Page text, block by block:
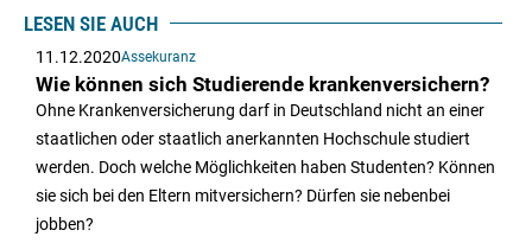
LESEN SIE AUCH
11.12.2020Assekuranz
Wie können sich Studierende krankenversichern?
Ohne Krankenversicherung darf in Deutschland nicht an einer
staatlichen oder staatlich anerkannten Hochschule studiert
werden. Doch welche Möglichkeiten haben Studenten? Können
sie sich bei den Eltern mitversichern? Dürfen sie nebenbei
jobben?